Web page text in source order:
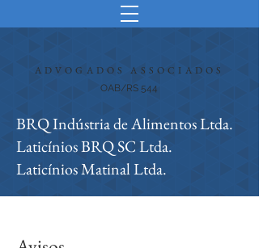
OAB/RS 544
ADVOGADOS ASSOCIADOS
BRQ Indústria de Alimentos Ltda.
Laticínios BRQ SC Ltda.
Laticínios Matinal Ltda.